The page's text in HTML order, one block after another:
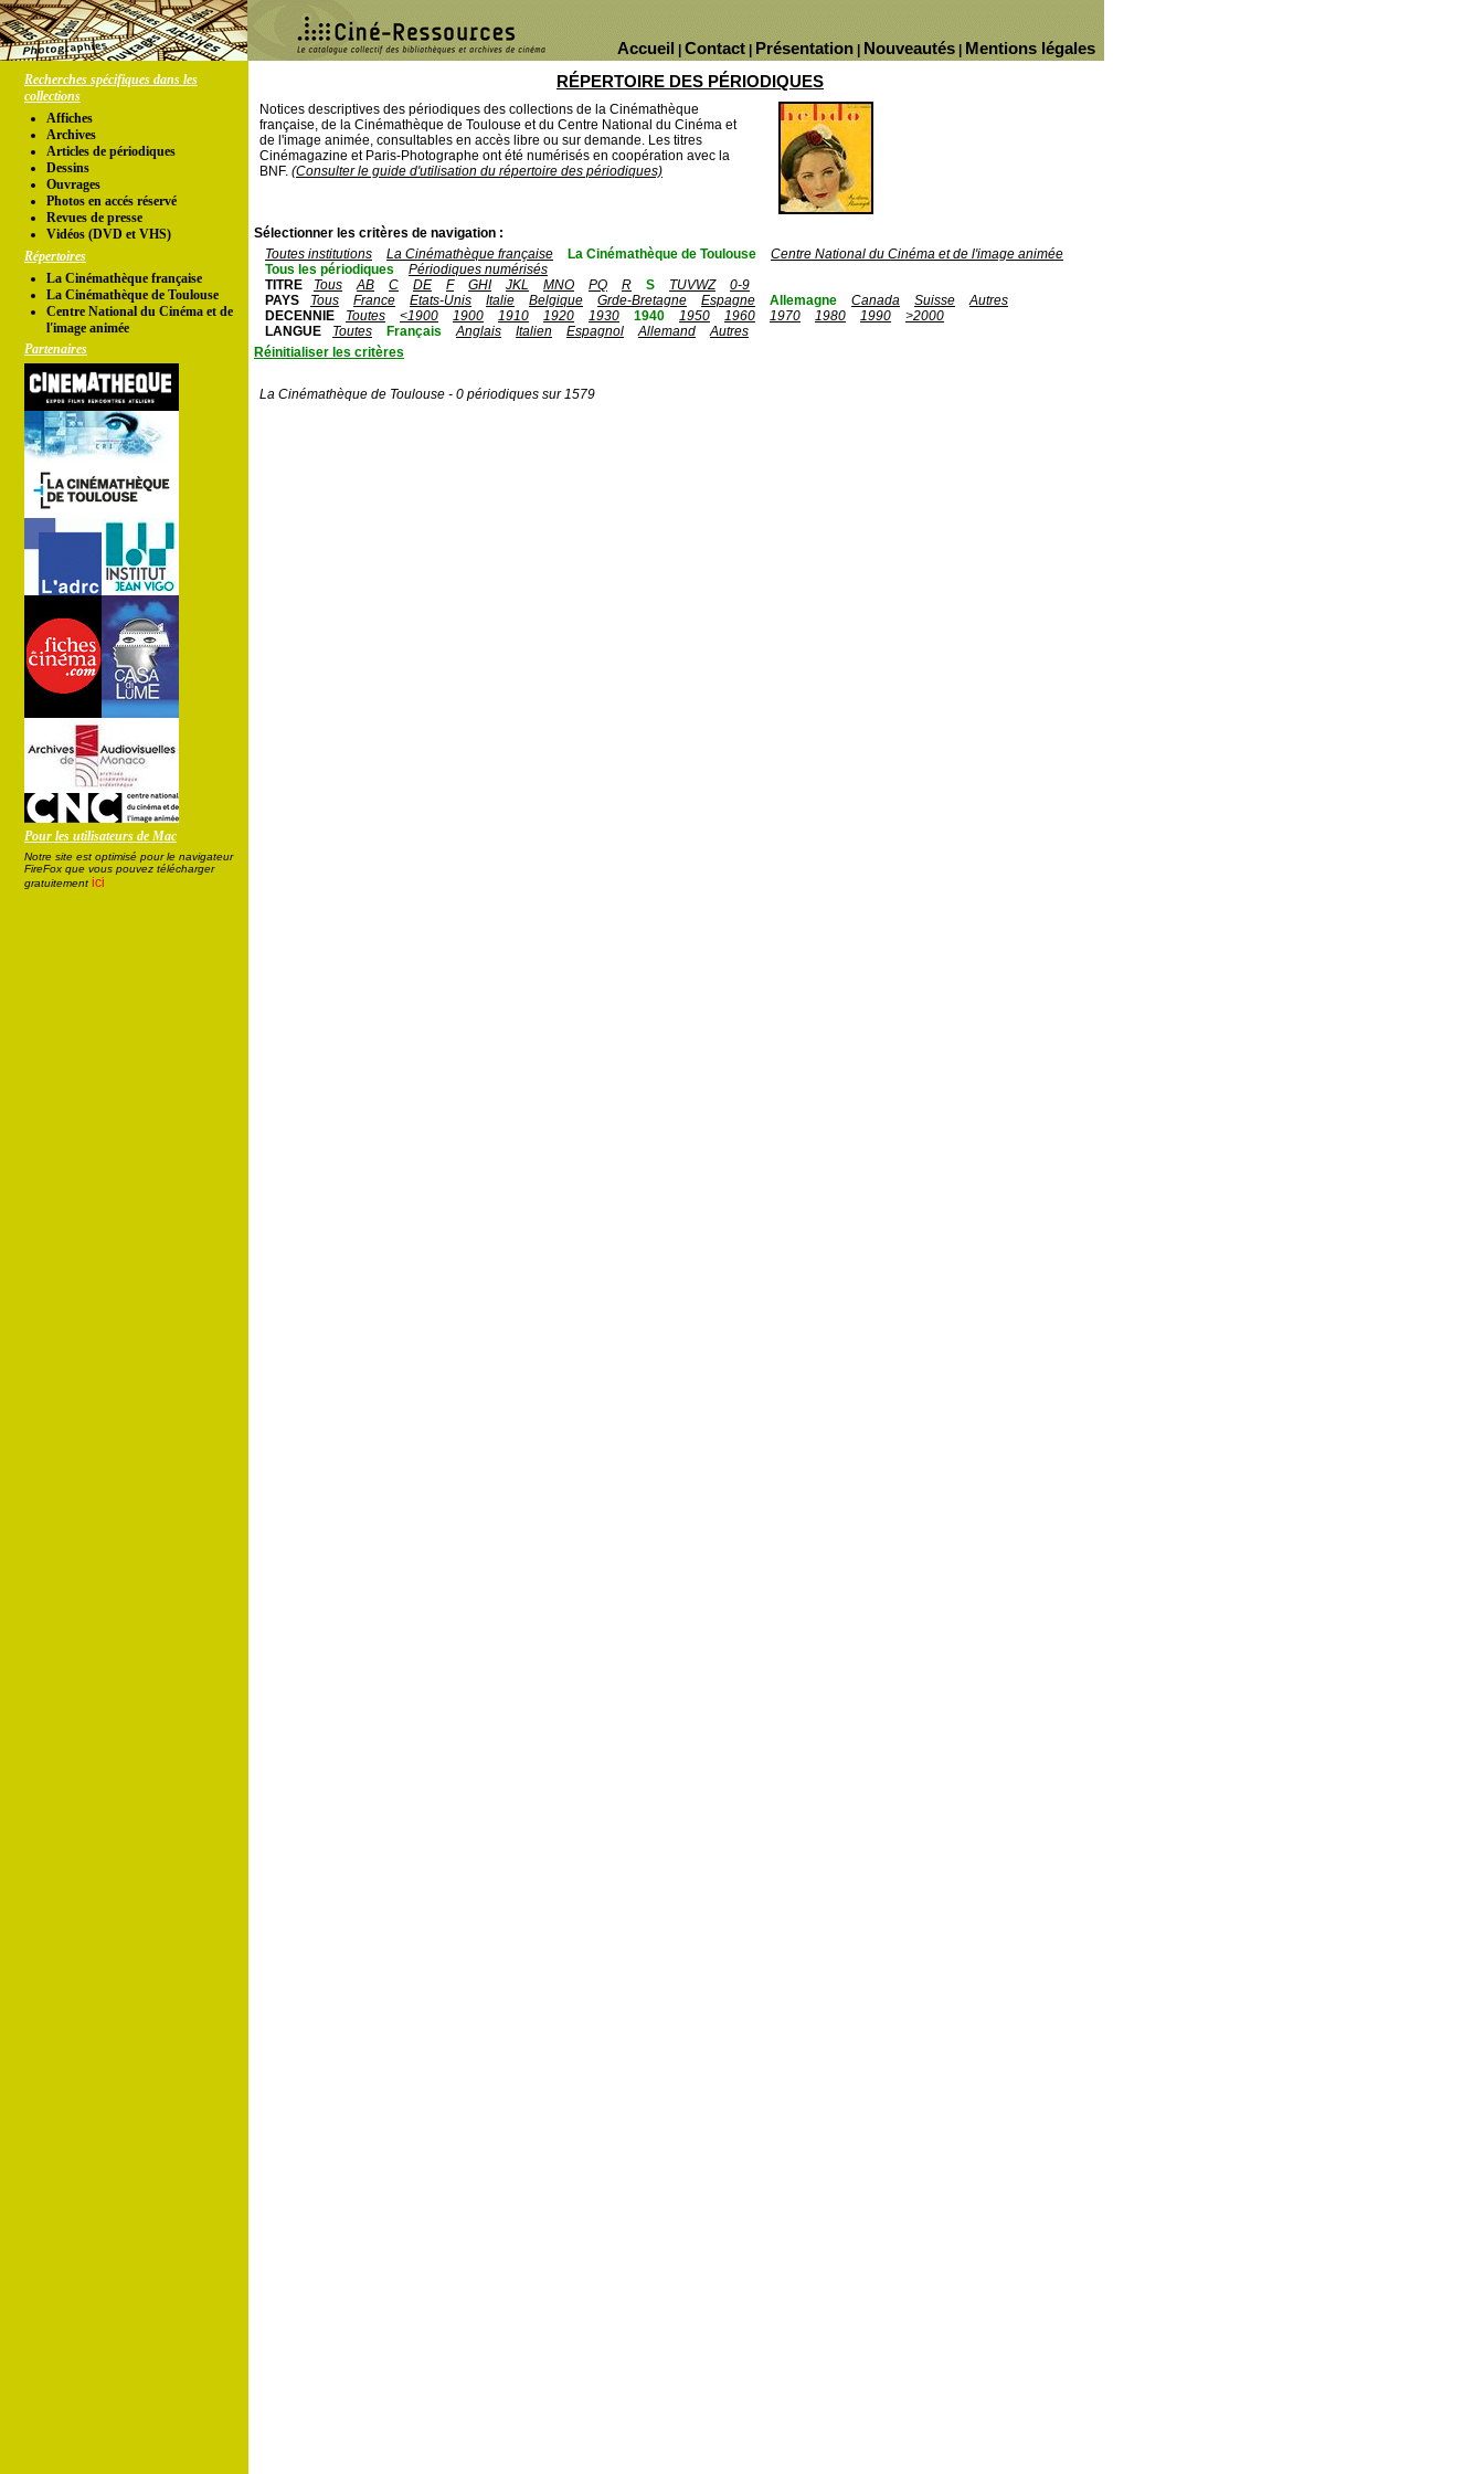
Mentions légales
Nouveautés
Présentation
Contact
Accueil
Recherches spécifiques dans les
collections
Affiches
Archives
Articles de périodiques
Dessins
Ouvrages
Photos en accés réservé
Revues de presse
Vidéos (DVD et VHS)
Répertoires
La Cinémathèque française
La Cinémathèque de Toulouse
Centre National du Cinéma et de
l'image animée
Partenaires
Pour les utilisateurs de Mac
Notre site est optimisé pour le navigateur
FireFox que vous pouvez télécharger
gratuitement ici
RÉPERTOIRE DES PÉRIODIQUES
Notices descriptives des périodiques des collections de la Cinémathèque
française, de la Cinémathèque de Toulouse et du Centre National du Cinéma et
de l'image animée, consultables en accès libre ou sur demande. Les titres
Cinémagazine et Paris-Photographe ont été numérisés en coopération avec la
BNF. (Consulter le guide d'utilisation du répertoire des périodiques)
Sélectionner les critères de navigation :
Toutes institutions
La Cinémathèque française La Cinémathèque de Toulouse
Centre National du Cinéma et de l'image animée
Tous les périodiques
Périodiques numérisés
TITRE
Tous AB C DE F GHI JKL MNO PQ R S TUVWZ
0-9
PAYS
Tous France Etats-Unis Italie Belgique Grde-Bretagne Espagne Allemagne Canada Suisse
Autres
DECENNIE
Toutes <1900 1900 1910 1920 1930 1940 1950 1960 1970 1980 1990
>2000
LANGUE
Toutes Français Anglais Italien Espagnol Allemand
Autres
Réinitialiser les critères
La Cinémathèque de Toulouse - 0 périodiques sur 1579